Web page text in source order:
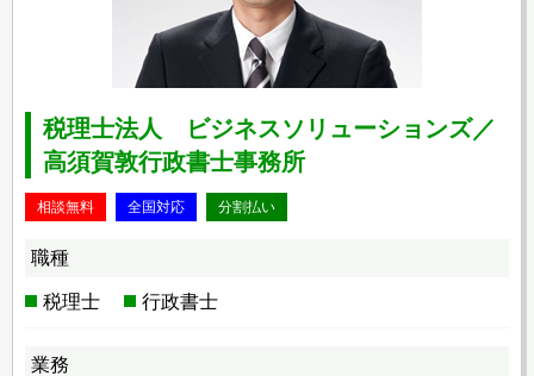
税理士法人 ビジネスソリューションズ／
高須賀敦行政書士事務所
相談無料 全国対応 分割払い
職種
税理士 行政書士
業務